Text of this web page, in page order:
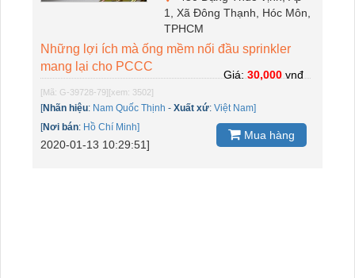
1, Xã Đông Thạnh, Hóc Môn,
TPHCM
Những lợi ích mà ống mềm nối đầu sprinkler
mang lại cho PCCC
[Mã: G-39728-79][xem: 3502]
[Nhãn hiệu: Nam Quốc Thịnh - Xuất xứ: Việt Nam]
[Nơi bán: Hồ Chí Minh]
2020-01-13 10:29:51]
Giá:30,000vnđ
Mua hàng